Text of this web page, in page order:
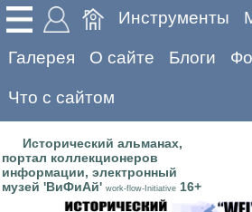
Инструменты
Галерея О сайте Блоги
Что с сайтом
Исторический альманах,
портал коллекционеров
информации, электронный
музей 'ВиФиАй' work-flow-Initiative 16+